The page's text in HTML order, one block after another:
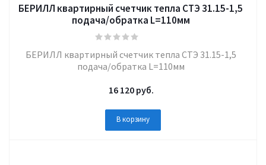
БЕРИЛЛ квартирный счетчик тепла СТЭ 31.15-1,5
подача/обратка L=110мм
БЕРИЛЛ квартирный счетчик тепла СТЭ 31.15-1,5
подача/обратка L=110мм
16 120руб.
В корзину